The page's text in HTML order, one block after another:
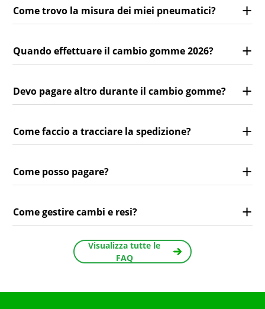
Come trovo la misura dei miei pneumatici?
Quando effettuare il cambio gomme 2026?
Devo pagare altro durante il cambio gomme?
Come faccio a tracciare la spedizione?
Come posso pagare?
Come gestire cambi e resi?
Visualizza tutte le
FAQ